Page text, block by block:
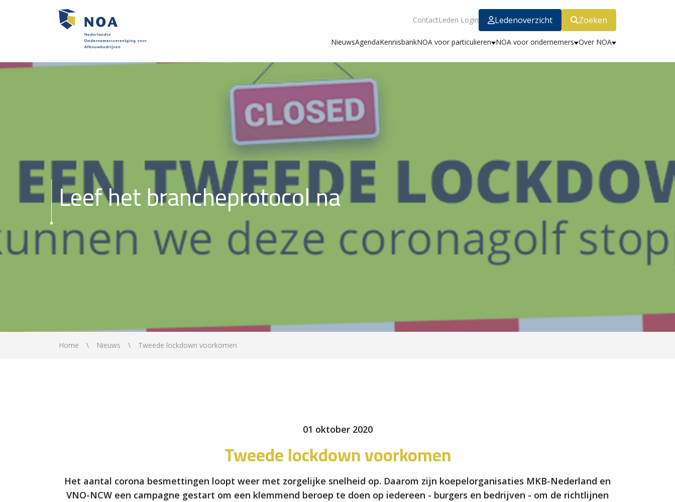
ContactLeden Login Ledenoverzicht Zoeken
NieuwsAgendaKennisbankNOA voor particulieren NOA voor ondernemers Over NOA
Leef het brancheprotocol na
Home Nieuws Tweede lockdown voorkomen
01 oktober 2020
Tweede lockdown voorkomen
Het aantal corona besmettingen loopt weer met zorgelijke snelheid op. Daarom zijn koepelorganisaties MKB-Nederland en
VNO-NCW een campagne gestart om een klemmend beroep te doen op iedereen - burgers en bedrijven - om de richtlijnen